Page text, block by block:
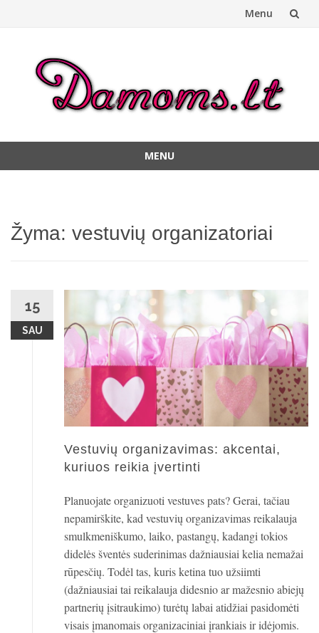
Menu
MENU
Žyma: vestuvių organizatoriai
15
SAU
Vestuvių organizavimas: akcentai,
kuriuos reikia įvertinti
Planuojate organizuoti vestuves pats? Gerai, tačiau
nepamirškite, kad vestuvių organizavimas reikalauja
smulkmeniškumo, laiko, pastangų, kadangi tokios
didelės šventės suderinimas dažniausiai kelia nemažai
rūpesčių. Todėl tas, kuris ketina tuo užsiimti
(dažniausiai tai reikalauja didesnio ar mažesnio abiejų
partnerių įsitraukimo) turėtų labai atidžiai pasidomėti
visais įmanomais organizaciniai įrankiais ir idėjomis.